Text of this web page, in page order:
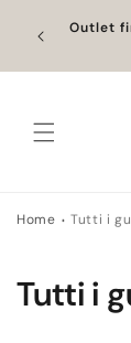
direttamente
ai contenuti
Outlet
Home Tutti i
C
Tutti i